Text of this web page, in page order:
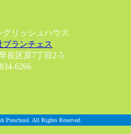
グリッシュハウス
ランチェス
良区原7丁目2-5
6266
Preschool. All Rights Reserved.